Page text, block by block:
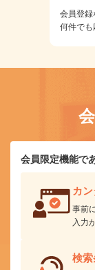
会員登録
何件でも
会員限定機能で
カ
事前
入力
検